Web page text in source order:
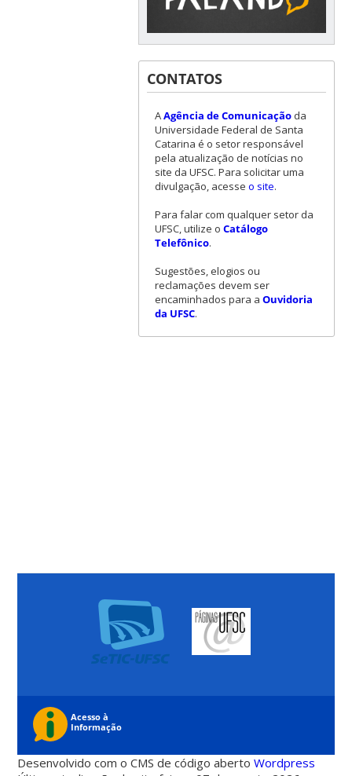
CONTATOS
AAgência de Comunicaçãoda
Universidade Federal de Santa
Catarina é o setor responsável
pela atualização de notícias no
site da UFSC. Para solicitar uma
divulgação, acesse o site.
Para falar com qualquer setor da
UFSC, utilize o Catálogo
Telefônico.
Sugestões, elogios ou
reclamações devem ser
encaminhados para a Ouvidoria
da UFSC.
Desenvolvido com o CMS de código abertoWordpress